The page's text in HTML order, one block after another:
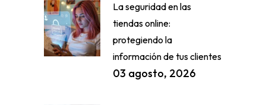
La seguridad en las
tiendas online:
protegiendo la
información de tus clientes
03 agosto, 2026